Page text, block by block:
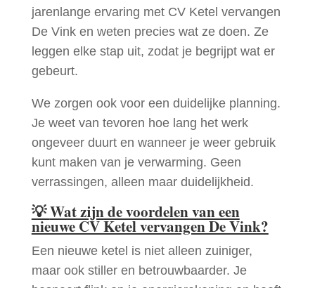
jarenlange ervaring met CV Ketel vervangen
De Vink en weten precies wat ze doen. Ze
leggen elke stap uit, zodat je begrijpt wat er
gebeurt.
We zorgen ook voor een duidelijke planning.
Je weet van tevoren hoe lang het werk
ongeveer duurt en wanneer je weer gebruik
kunt maken van je verwarming. Geen
verrassingen, alleen maar duidelijkheid.
💡Wat zijn de voordelen van een
nieuwe CV Ketel vervangen De Vink?
Een nieuwe ketel is niet alleen zuiniger,
maar ook stiller en betrouwbaarder. Je